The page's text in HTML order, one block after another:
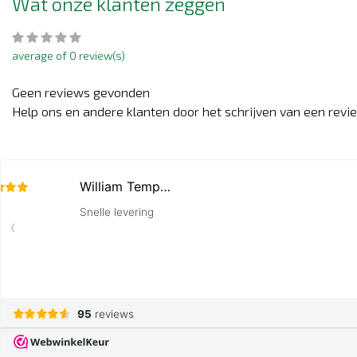
average of 0 review(s)
Geen reviews gevonden
Help ons en andere klanten door het schrijven van een